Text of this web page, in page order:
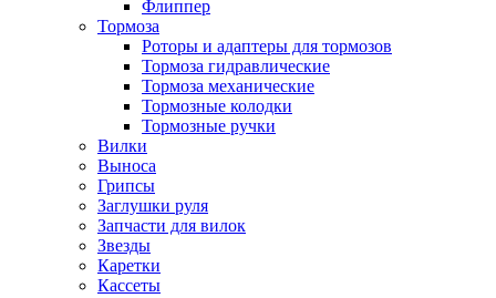
Флиппер
Тормоза
Роторы и адаптеры для тормозов
Тормоза гидравлические
Тормоза механические
Тормозные колодки
Тормозные ручки
Вилки
Выноса
Грипсы
Заглушки руля
Запчасти для вилок
Звезды
Каретки
Кассеты